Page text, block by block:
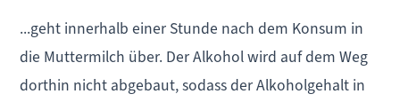
...geht innerhalb einer Stunde nach dem Konsum in
die Muttermilch über. Der Alkohol wird auf dem Weg
dorthin nicht abgebaut, sodass der Alkoholgehalt in